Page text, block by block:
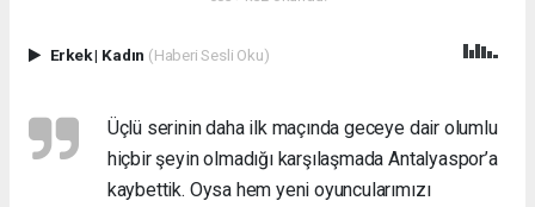
Erkek| Kadın (Haberi Sesli Oku)
Üçlü serinin daha ilk maçında geceye dair olumlu
hiçbir şeyin olmadığı karşılaşmada Antalyaspor’a
kaybettik. Oysa hem yeni oyuncularımızı